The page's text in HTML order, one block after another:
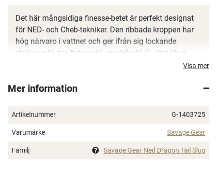
Det här mångsidiga finesse-betet är perfekt designat
för NED- och Cheb-tekniker. Den ribbade kroppen har
hög närvaro i vattnet och ger ifrån sig lockande
rörelser när den flyter rakt upp från NED- eller Cheb-
skallen. Betet har även en ficka för rassel och kommer
på en EWG-krok för att fiskas genom vegetation. Ett
Supermjukt Duratech-material
Flytande
Ficka för rassel med borttagbar rasselkammare
Visa mer
Mer information
Artikelnummer G-1403725
Varumärke Savage Gear
Familj Savage Gear Ned Dragon Tail Slug